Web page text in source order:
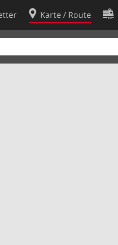
Karte / Route